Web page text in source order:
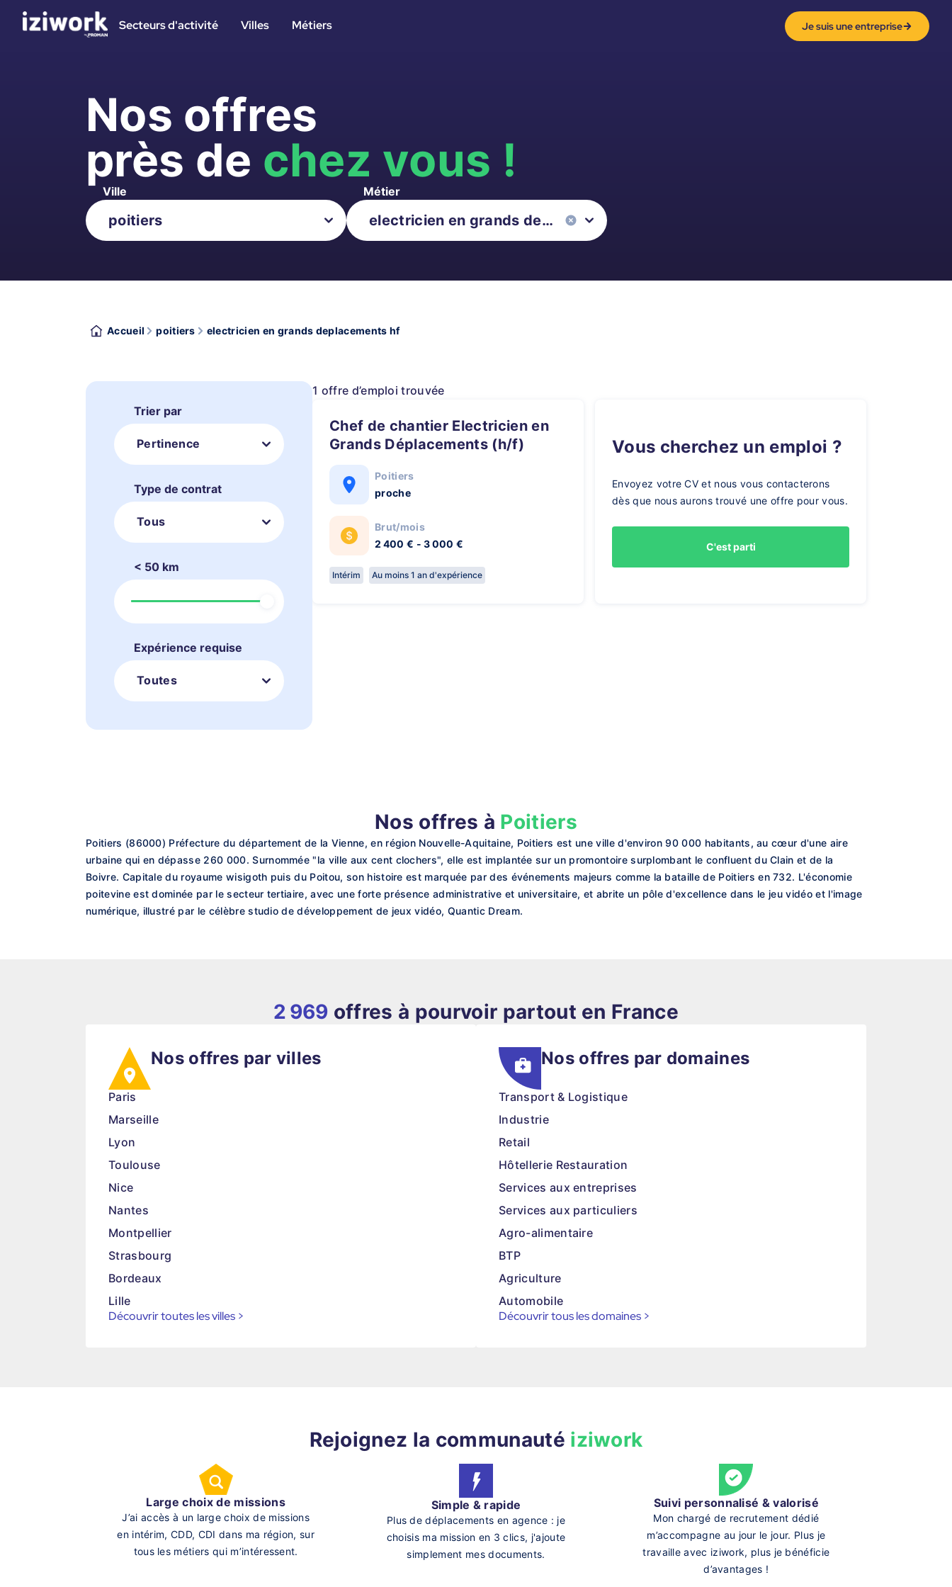
Secteurs d'activité Villes Métiers Je suis une entreprise
Nos offres
près de chez vous !
Ville Métier
Accueil poitiers electricien en grands deplacements hf
Trier par
Pertinence
Type de contrat
Tous
< 50 km
Expérience requise
Toutes
1 offre d’emploi trouvée
Chef de chantier Electricien en
Grands Déplacements (h/f)
Poitiers
proche
Brut/mois
2 400 € - 3 000 €
Intérim Au moins 1 an d'expérience
Vous cherchez un emploi ?
Envoyez votre CV et nous vous contacterons
dès que nous aurons trouvé une offre pour vous.
C'est parti
Nos offres à Poitiers
Poitiers (86000) Préfecture du département de la Vienne, en région Nouvelle-Aquitaine, Poitiers est une ville d'environ 90 000 habitants, au cœur d'une aire
urbaine qui en dépasse 260 000. Surnommée "la ville aux cent clochers", elle est implantée sur un promontoire surplombant le confluent du Clain et de la
Boivre. Capitale du royaume wisigoth puis du Poitou, son histoire est marquée par des événements majeurs comme la bataille de Poitiers en 732. L'économie
poitevine est dominée par le secteur tertiaire, avec une forte présence administrative et universitaire, et abrite un pôle d'excellence dans le jeu vidéo et l'image
numérique, illustré par le célèbre studio de développement de jeux vidéo, Quantic Dream.
2 969 offres à pourvoir partout en France
Nos offres par villes
Paris
Marseille
Lyon
Toulouse
Nice
Nantes
Montpellier
Strasbourg
Bordeaux
Lille
Découvrir toutes les villes >
Nos offres par domaines
Transport & Logistique
Industrie
Retail
Hôtellerie Restauration
Services aux entreprises
Services aux particuliers
Agro-alimentaire
BTP
Agriculture
Automobile
Découvrir tous les domaines >
Rejoignez la communauté iziwork
Large choix de missions
J’ai accès à un large choix de missions
en intérim, CDD, CDI dans ma région, sur
tous les métiers qui m’intéressent.
Simple & rapide
Plus de déplacements en agence : je
choisis ma mission en 3 clics, j'ajoute
simplement mes documents.
Suivi personnalisé & valorisé
Mon chargé de recrutement dédié
m’accompagne au jour le jour. Plus je
travaille avec iziwork, plus je bénéficie
d’avantages !